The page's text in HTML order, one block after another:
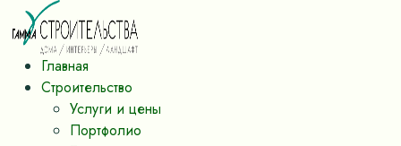
Главная
Строительство
Услуги и цены
Портфолио